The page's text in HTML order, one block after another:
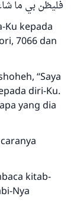
فليظن بي ما
Ku kepada
7066 dan
“Saya
diri-Ku.
yang dia
kitab-
Nya